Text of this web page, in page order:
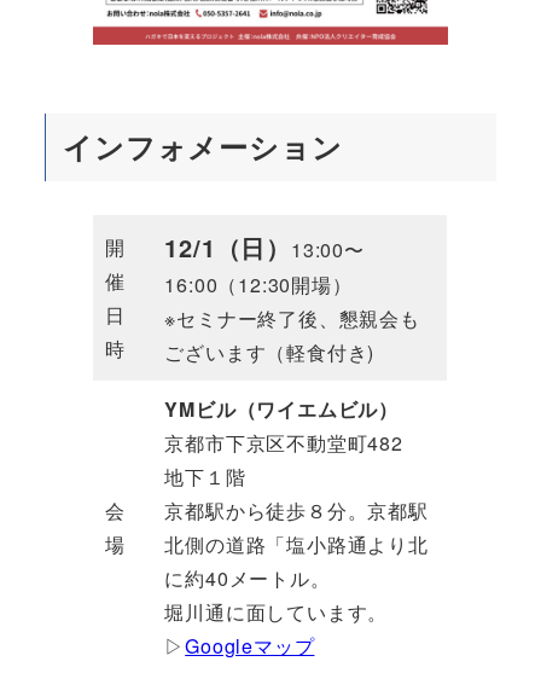
インフォメーション
開
催
日
時
12/1（日）
13:00〜
16:00（12:30開場）
※セミナー終了後、懇親会も
ございます（軽食付き)
会
場
YMビル（ワイエムビル）
京都市下京区不動堂町482
地下１階
京都駅から徒歩８分。京都駅
北側の道路「塩小路通より北
に約40メートル。
堀川通に面しています。
▷Googleマップ